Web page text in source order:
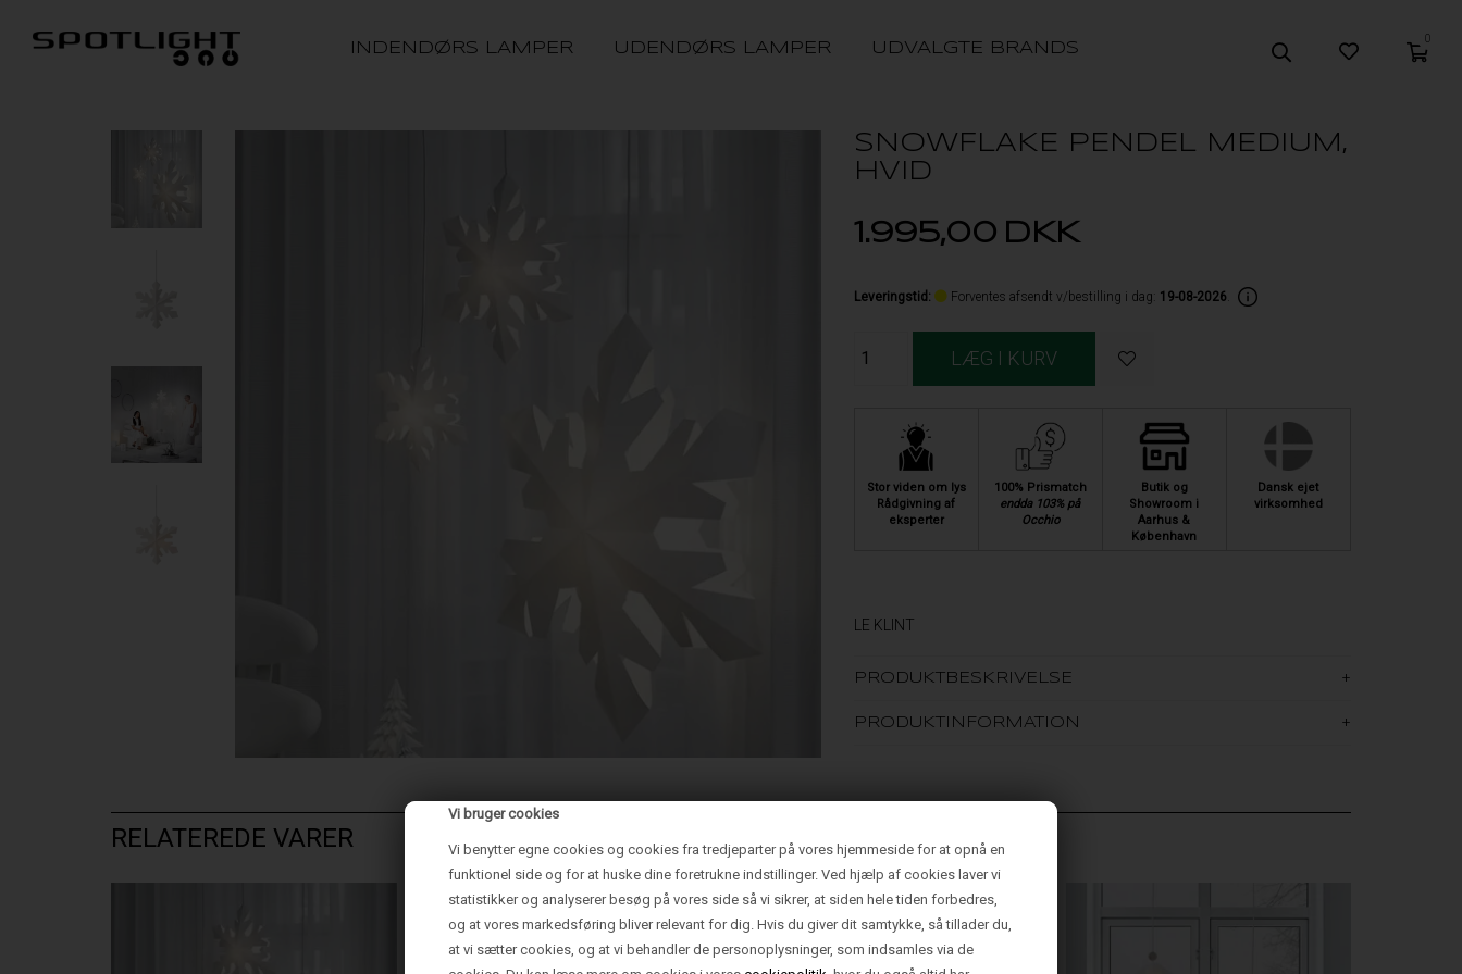
Vi bruger cookies
Vi benytter egne cookies og cookies fra tredjeparter på vores hjemmeside for at opnå en
funktionel side og for at huske dine foretrukne indstillinger. Ved hjælp af cookies laver vi
statistikker og analyserer besøg på vores side så vi sikrer, at siden hele tiden forbedres,
og at vores markedsføring bliver relevant for dig. Hvis du giver dit samtykke, så tillader du,
at vi sætter cookies, og at vi behandler de personoplysninger, som indsamles via de
INDENDØRS LAMPER UDENDØRS LAMPER UDVALGTE BRANDS
0
SNOWFLAKE PENDEL MEDIUM,
HVID
1.995,00 DKK
Leveringstid : Forventes afsendt v/bestilling i dag: 19-08-2026
Stor viden om lys
Rådgivning af
eksperter
100% Prismatch
endda 103% på
Occhio
Butik og
Showroom i
Aarhus &
København
Dansk ejet
virksomhed
LE KLINT
PRODUKTBESKRIVELSE
PRODUKTINFORMATION
RELATEREDE VARER